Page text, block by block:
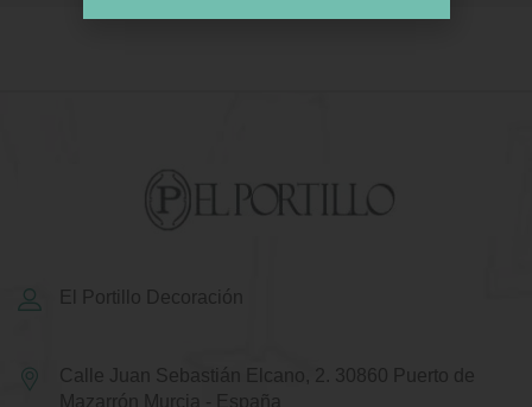
El Portillo Decoración
Calle Juan Sebastián Elcano, 2. 30860 Puerto de
Mazarrón
Murcia - España